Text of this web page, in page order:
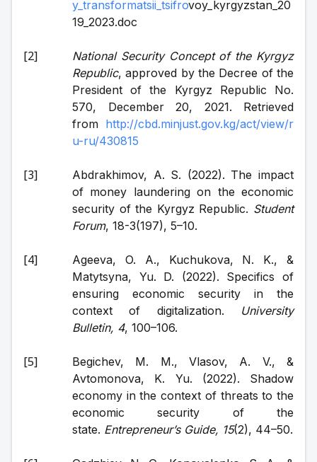
y_transformatsii_tsifrovoy_kyrgyzstan_20
19_2023.doc
National Security Concept of the Kyrgyz
Republic, approved by the Decree of the
President of the Kyrgyz Republic No.
570, December 20, 2021. Retrieved
from http://cbd.minjust.gov.kg/act/view/r
u-ru/430815
Abdrakhimov, A. S. (2022). The impact
of money laundering on the economic
security of the Kyrgyz Republic. Student
Forum, 18-3(197), 5–10.
Ageeva, O. A., Kuchukova, N. K., &
Matytsyna, Yu. D. (2022). Specifics of
ensuring economic security in the
context of digitalization. University
Bulletin, 4, 100–106.
Begichev, M. M., Vlasov, A. V., &
Avtomonova, K. Yu. (2022). Shadow
economy in the context of threats to the
economic security of the
state. Entrepreneur’s Guide, 15(2), 44–50.